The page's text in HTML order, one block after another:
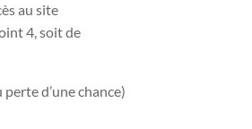
au site
4, soit de
d’une chance)